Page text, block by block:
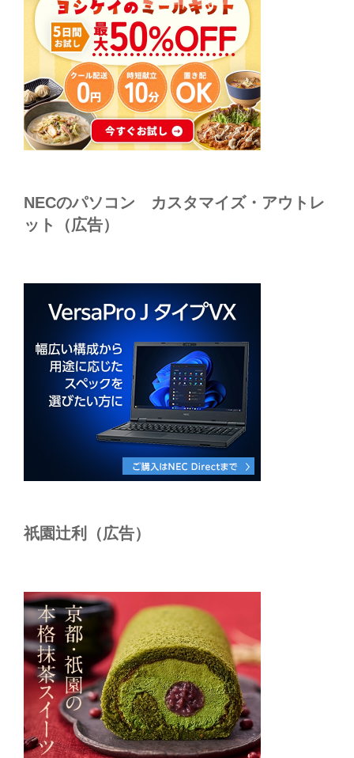
NECのパソコン カスタマイズ・アウトレ
ット（広告）
祇園辻利（広告）